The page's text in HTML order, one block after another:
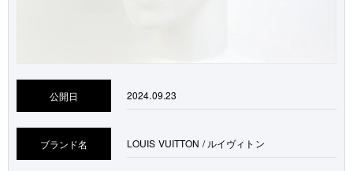
公開日 2024.09.23
ブランド名 LOUIS VUITTON / ルイヴィトン